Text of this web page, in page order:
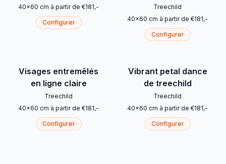
40x60 cm à partir de €181,-
Configurer
Treechild
40x60 cm à partir de €181,-
Configurer
Visages entremêlés
en ligne claire
Treechild
40x60 cm à partir de €181,-
Configurer
Vibrant petal dance
de treechild
Treechild
40x60 cm à partir de €181,-
Configurer